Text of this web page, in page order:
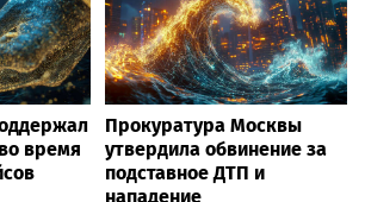
время
Прокуратура Москвы
утвердила обвинение за
подставное ДТП и
нападение